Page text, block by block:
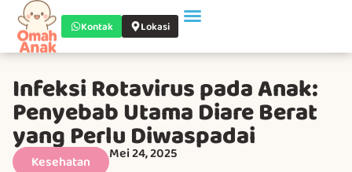
Kontak Lokasi
Infeksi Rotavirus pada Anak:
Penyebab Utama Diare Berat
yang Perlu Diwaspadai
Kesehatan Mei 24, 2025